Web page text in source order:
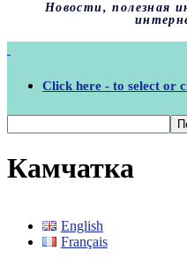
Новости, полезная
Click here - to select or
Камчатка
English
Français